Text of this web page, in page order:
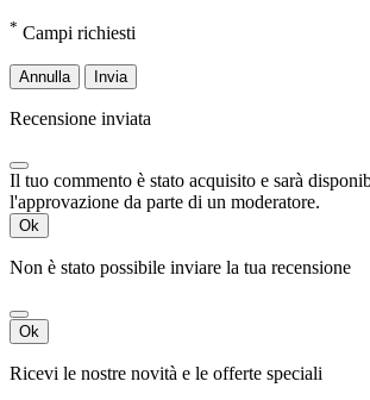
* Campi richiesti
Annulla Invia
Recensione inviata
Il tuo commento è stato acquisito e sarà
l'approvazione da parte di un moderatore.
Ok
Non è stato possibile inviare la tua recensione
Ok
Ricevi le nostre novità e le offerte speciali